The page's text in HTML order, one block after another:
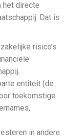
het directe
Dat is
risico’s
entiteit (de
toekomstige
in andere